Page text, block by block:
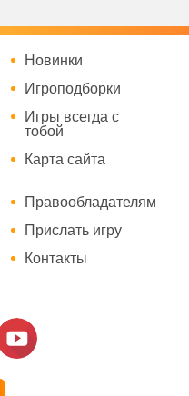
Новинки
Игроподборки
Игры всегда с
тобой
Карта сайта
Правообладателям
Прислать игру
Контакты